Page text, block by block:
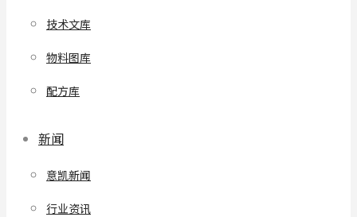
技术文库
物料图库
配方库
新闻
意凯新闻
行业资讯